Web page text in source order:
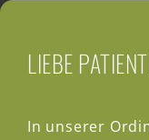
VonJohannes Lehner
LIEBE
In unserer